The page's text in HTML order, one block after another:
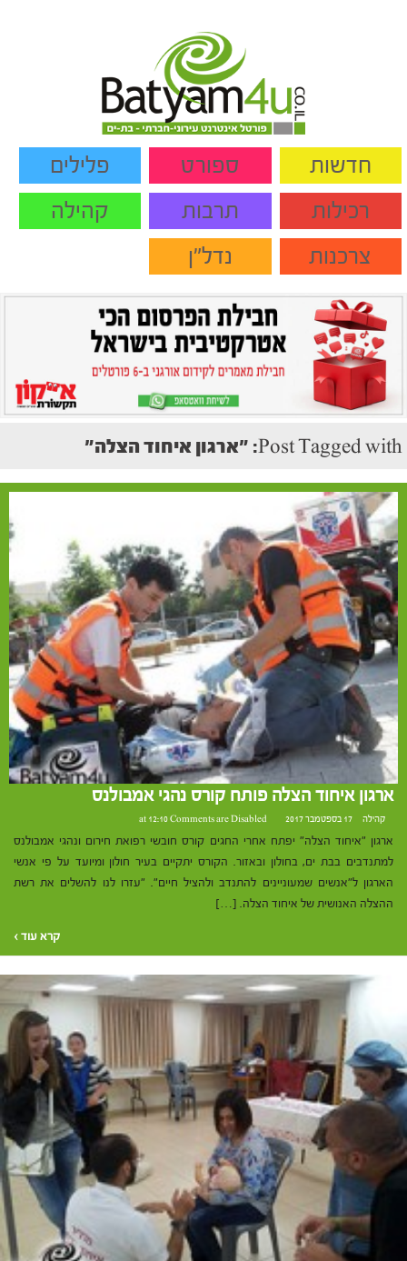
חדשות ספורט
פלילים
רכילות
תרבות
קהילה
צרכנות
נדל"ן
Post Tagged with: "ארגון איחוד הצלה"
ארגון איחוד הצלה פותח קורס נהגי אמבולנס
קהילה 17 בספטמבר 2017 at 12:10 Comments are Disabled
ארגון "איחוד הצלה" יפתח אחרי החגים קורס חובשי רפואת חירום ונהגי אמבולנס
למתנדבים בבת ים, בחולון ובאזור. הקורס יתקיים בעיר חולון ומיועד על פי אנשי
הארגון ל"אנשים שמעוניינים להתנדב ולהציל חיים". "עזרו לנו להשלים את רשת
ההצלה האנושית של איחוד הצלה. […]
קרא עוד ›